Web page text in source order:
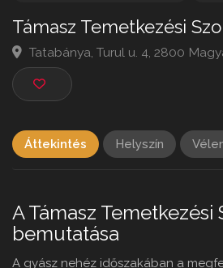
Támasz Temetkezési
Tatabánya, Turul u. 4, 2800
Áttekintés Helyszín
A Támasz
bemutatása
A gyász nehéz időszakában a